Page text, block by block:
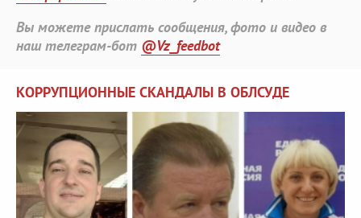
Вы можете прислать сообщения, фото и видео в
наш телеграм-бот @Vz_feedbot
КОРРУПЦИОННЫЕ СКАНДАЛЫ В ОБЛСУДЕ